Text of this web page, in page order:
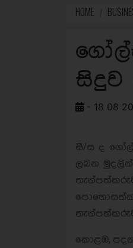
HOME
- 18 08
සී/ස ද
ලබන
කොළඹ,